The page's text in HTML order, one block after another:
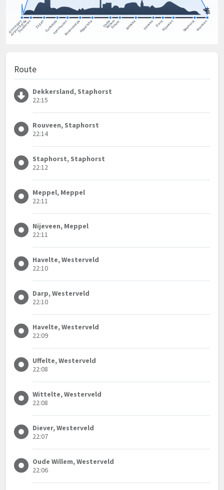
Route
Dekkersland, Staphorst
22:15
Rouveen, Staphorst
22:14
Staphorst, Staphorst
22:12
Meppel, Meppel
22:11
Nijeveen, Meppel
22:11
Havelte, Westerveld
22:10
Darp, Westerveld
22:10
Havelte, Westerveld
22:09
Uffelte, Westerveld
22:08
Wittelte, Westerveld
22:08
Diever, Westerveld
22:07
Oude Willem, Westerveld
22:06